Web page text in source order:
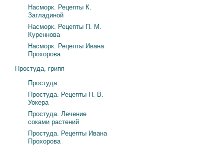
Насморк. Рецепты К.
Загладиной
Насморк. Рецепты П. М.
Куреннова
Насморк. Рецепты Ивана
Прохорова
Простуда, грипп
Простуда
Простуда. Рецепты Н. В.
Уокера
Простуда. Лечение
соками растений
Простуда. Рецепты Ивана
Прохорова